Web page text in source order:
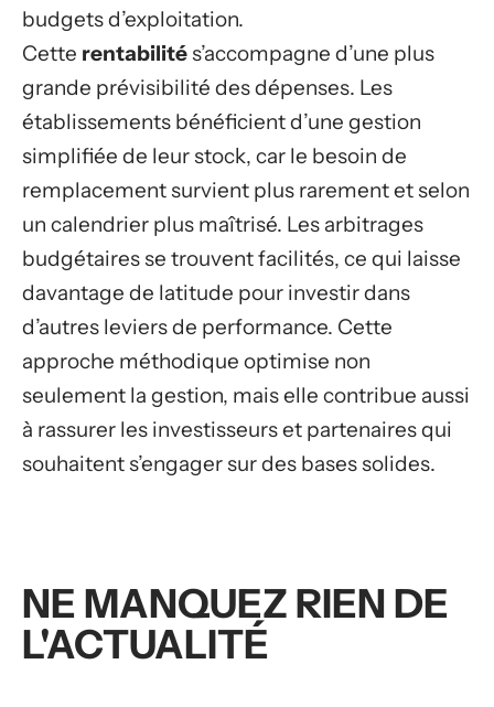
budgets d’exploitation.
Cette rentabilités’accompagne d’une plus
grande prévisibilité des dépenses. Les
établissements bénéficient d’une gestion
simplifiée de leur stock, car le besoin de
remplacement survient plus rarement et selon
un calendrier plus maîtrisé. Les arbitrages
budgétaires se trouvent facilités, ce qui laisse
davantage de latitude pour investir dans
d’autres leviers de performance. Cette
approche méthodique optimise non
seulement la gestion, mais elle contribue aussi
à rassurer les investisseurs et partenaires qui
souhaitent s’engager sur des bases solides.
NE MANQUEZ RIEN DE
L'ACTUALITÉ